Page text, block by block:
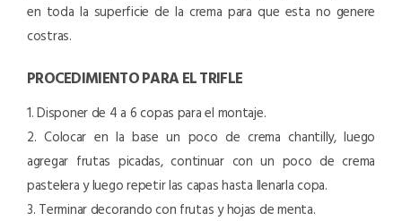
en toda la superficie de la crema para que esta no genere
costras.
PROCEDIMIENTO PARA EL TRIFLE
1. Disponer de 4 a 6 copas para el montaje.
2. Colocar en la base un poco de crema chantilly, luego
agregar frutas picadas, continuar con un poco de crema
pastelera y luego repetir las capas hasta llenarla copa.
3. Terminar decorando con frutas y hojas de menta.